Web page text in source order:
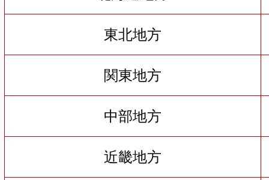
東北地方
関東地方
中部地方
近畿地方